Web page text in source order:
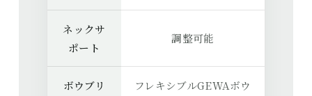
ネックサ
ポート
調整可能
ボウブリ
フレキシブルGEWAボウ